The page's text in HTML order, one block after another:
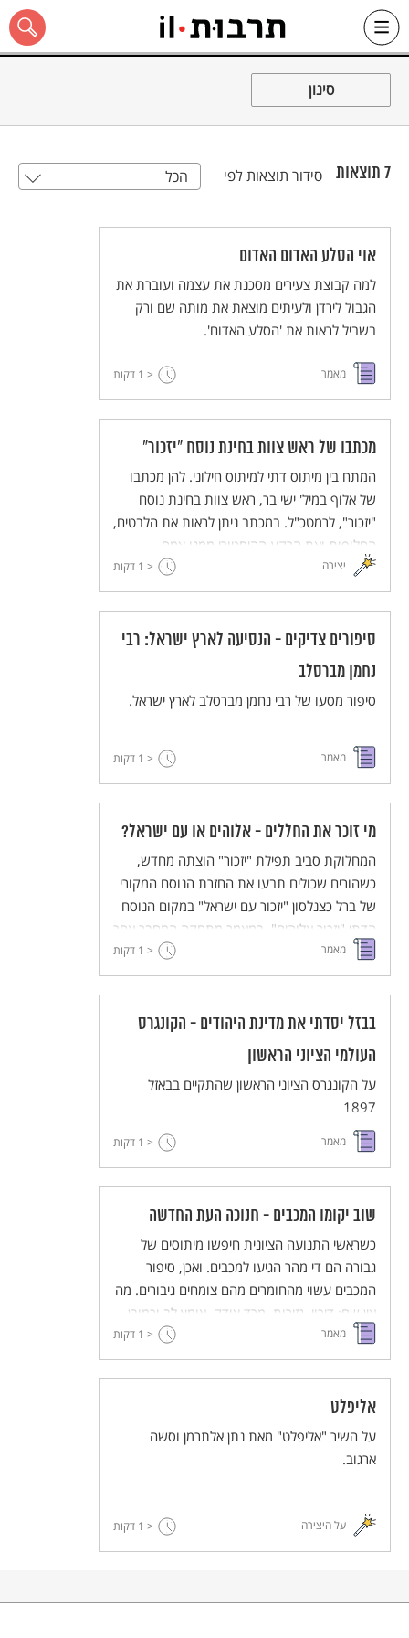
Skip
כל האתר
סינון
7 תוצאות סידור תוצאות לפי הכל
אוי הסלע האדום האדום
למה קבוצת צעירים מסכנת את עצמה ועוברת את
הגבול לירדן ולעיתים מוצאת את מותה שם ורק
בשביל לראות את 'הסלע האדום'.
מאמר < 1 דקות
מכתבו של ראש צוות בחינת נוסח "יזכור"
המתח בין מיתוס דתי למיתוס חילוני. להן מכתבו
של אלוף במיל' ישי בר, ראש צוות בחינת נוסח
"יזכור", לרמטכ"ל. במכתב ניתן לראות את הלבטים,
החלופות ואת הרקע ההיסטורי ממנו צמח
הפולמוס הנוקב על תפילת היזכור
יצירה < 1 דקות
סיפורים צדיקים - הנסיעה לארץ ישראל: רבי
נחמן מברסלב
סיפור מסעו של רבי נחמן מברסלב לארץ ישראל.
מאמר < 1 דקות
מי זוכר את החללים - אלוהים או עם ישראל?
המחלוקת סביב תפילת "יזכור" הוצתה מחדש,
כשהורים שכולים תבעו את החזרת הנוסח המקורי
של ברל כצנלסון "יזכור עם ישראל" במקום הנוסח
הדתי "יזכור אלוהים". במאמר מתחקה המחבר אחר
מקורותיה של תפילת "יזכור", טקסט מכונן
שהסערה סביבו היא נייר הלקמוס של הציבוריות
הישראלית.
מאמר < 1 דקות
בבזל יסדתי את מדינת היהודים - הקונגרס
העולמי הציוני הראשון
על הקונגרס הציוני הראשון שהתקיים בבאזל
1897
מאמר < 1 דקות
שוב יקומו המכבים - חנוכה העת החדשה
כשראשי התנועה הציונית חיפשו מיתוסים של
גבורה הם די מהר הגיעו למכבים. ואכן, סיפור
המכבים עשוי מהחומרים מהם צומחים גיבורים. מה
אין שם: דיכוי, גזירות, מרד צודק, אומץ לב וכמובן
נס. איך אפשר בלי איזה נס קטן. במאמר המצורף
מנתח המחבר את הזיקה הישירה בין התנועה
הציונית למכבים ולחג החנוכה.
מאמר < 1 דקות
אליפלט
על השיר "אליפלט" מאת נתן אלתרמן וסשה
ארגוב.
על היצירה < 1 דקות